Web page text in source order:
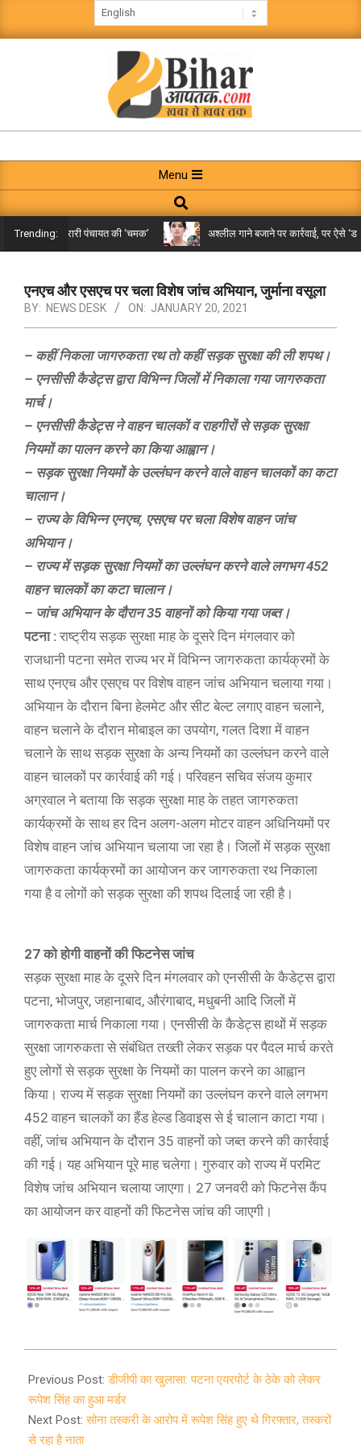
to
BIHAR
AAPTAK
Navigation
Menu
Menu
Search
Trending:
तक पहुंची गरारी पंचायत की ‘चमक’ अश्लील गाने बजाने पर कार्रवाई, पर ऐसे ‘डबल
एनएच और एसएच पर चला विशेष जांच अभियान, जुर्माना वसूला
BY: NEWS DESK ON: JANUARY 20, 2021
– कहीं निकला जागरुकता रथ तो कहीं सड़क सुरक्षा की ली शपथ।
– एनसीसी कैडेट्स द्वारा विभिन्न जिलों में निकाला गया जागरुकता
मार्च।
– एनसीसी कैडेट्स ने वाहन चालकों व राहगीरों से सड़क सुरक्षा
नियमों का पालन करने का किया आह्वान।
– सड़क सुरक्षा नियमों के उल्लंघन करने वाले वाहन चालकों का कटा
चालान।
– राज्य के विभिन्न एनएच, एसएच पर चला विशेष वाहन जांच
अभियान।
– राज्य में सड़क सुरक्षा नियमों का उल्लंघन करने वाले लगभग 452
वाहन चालकों का कटा चालान।
– जांच अभियान के दौरान 35 वाहनों को किया गया जब्त।
पटना : राष्ट्रीय सड़क सुरक्षा माह के दूसरे दिन मंगलवार को
राजधानी पटना समेत राज्य भर में विभिन्न जागरुकता कार्यक्रमों के
साथ एनएच और एसएच पर विशेष वाहन जांच अभियान चलाया गया।
अभियान के दौरान बिना हेलमेट और सीट बेल्ट लगाए वाहन चलाने,
वाहन चलाने के दौरान मोबाइल का उपयोग, गलत दिशा में वाहन
चलाने के साथ सड़क सुरक्षा के अन्य नियमों का उल्लंघन करने वाले
वाहन चालकों पर कार्रवाई की गई। परिवहन सचिव संजय कुमार
अग्रवाल ने बताया कि सड़क सुरक्षा माह के तहत जागरुकता
कार्यक्रमों के साथ हर दिन अलग-अलग मोटर वाहन अधिनियमों पर
विशेष वाहन जांच अभियान चलाया जा रहा है। जिलों में सड़क सुरक्षा
जागरुकता कार्यक्रमों का आयोजन कर जागरुकता रथ निकाला
गया है व लोगों को सड़क सुरक्षा की शपथ दिलाई जा रही है।
27 को होगी वाहनों की फिटनेस जांच
सड़क सुरक्षा माह के दूसरे दिन मंगलवार को एनसीसी के कैडेट्स द्वारा
पटना, भोजपुर, जहानाबाद, औरंगाबाद, मधुबनी आदि जिलों में
जागरुकता मार्च निकाला गया। एनसीसी के कैडेट्स हाथों में सड़क
सुरक्षा जागरुकता से संबंधित तख्ती लेकर सड़क पर पैदल मार्च करते
हुए लोगों से सड़क सुरक्षा के नियमों का पालन करने का आह्वान
किया। राज्य में सड़क सुरक्षा नियमों का उल्लंघन करने वाले लगभग
452 वाहन चालकों का हैंड हेल्ड डिवाइस से ई चालान काटा गया।
वहीं, जांच अभियान के दौरान 35 वाहनों को जब्त करने की कार्रवाई
की गई। यह अभियान पूरे माह चलेगा। गुरुवार को राज्य में परमिट
विशेष जांच अभियान चलाया जाएगा। 27 जनवरी को फिटनेस कैंप
का आयोजन कर वाहनों की फिटनेस जांच की जाएगी।
01-
20
Previous Post:डीजीपी का खुलासा: पटना एयरपोर्ट के ठेके को लेकर
रूपेश सिंह का हुआ मर्डर
Next Post:सोना तस्करी के आरोप में रूपेश सिंह हुए थे गिरफ्तार, तस्करों
से रहा है नाता